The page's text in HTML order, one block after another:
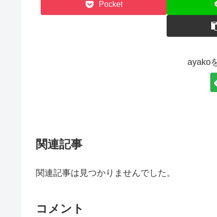
Pocket
ayako
関連記事
関連記事は見つかりませんでした。
コメント